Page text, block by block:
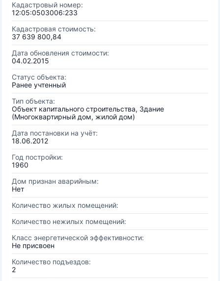
Кадастровый номер:
12:05:0503006:233
Кадастровая стоимость:
37 639 800,84
Дата обновления стоимости:
04.02.2015
Статус объекта:
Ранее учтенный
Тип объекта:
Объект капитального строительства, Здание
(Многоквартирный дом, жилой дом)
Дата постановки на учёт:
18.06.2012
Год постройки:
1960
Дом признан аварийным:
Нет
Количество жилых помещений:
Количество нежилых помещений:
Класс энергетической эффективности:
Не присвоен
Количество подъездов:
2